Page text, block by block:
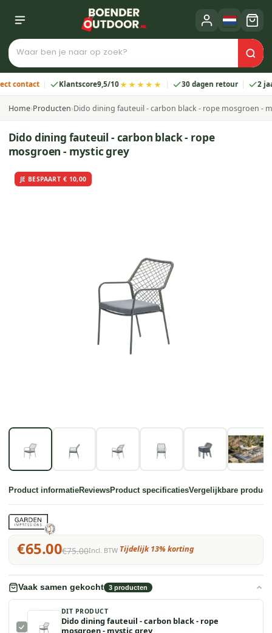
Klantscore9,5/10★★★★★ 30 dagen retour 2 jaar
Home›Producten›Dido dining fauteuil - carbon black - rope mosgroen -
Dido dining fauteuil - carbon black - rope
mosgroen - mystic grey
JE BESPAART € 10,00
Product informatieReviewsProduct specificatiesVergelijkbare
€65.00€75.00Incl. BTW Tijdelijk 13% korting
Vaak samen gekocht 3 producten
DIT PRODUCT
Dido dining fauteuil - carbon black - rope
mosgroen - mystic grey